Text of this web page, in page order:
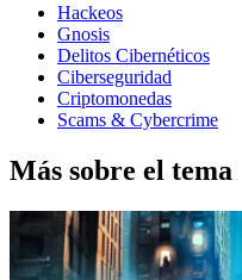
Hackeos
Gnosis
Delitos Cibernéticos
Ciberseguridad
Criptomonedas
Scams & Cybercrime
Más sobre el tema